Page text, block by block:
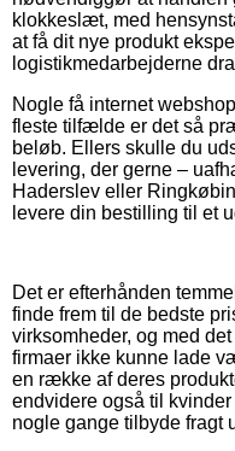
klokkeslæt, med
at få dit nye produkt
logistikmedarbejderne
Nogle få internet
fleste tilfælde er det så
beløb. Ellers skulle du
levering, der gerne –
Haderslev eller
levere din bestilling til et
Det er efterhånden
finde frem til de bedste
virksomheder, og med
firmaer ikke kunne lade
en række af deres
endvidere også til
nogle gange tilbyde fragt